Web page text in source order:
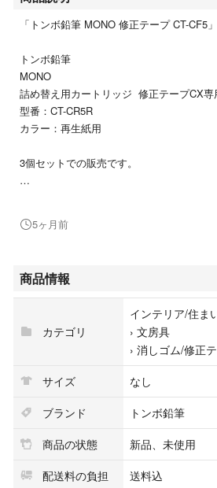
「トンボ鉛筆 MONO 修正テープ CT-CF5」
トンボ鉛筆
MONO
詰め替え用カートリッジ 修正テープCX専
型番：CT-CR5R
カラー：再生紙用
3個セットでの販売です。
3つのうち1つに、パッケージの角に多少
5ヶ月前
商品情報
カテゴリ
インテリア/住ま
› 文房具
› 消しゴム/修正
サイズ
なし
ブランド
トンボ鉛筆
商品の状態
新品、未使用
配送料の負担
送料込